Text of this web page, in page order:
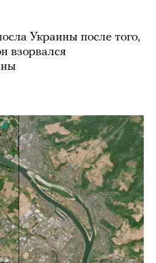
Украины после того,
взорвался